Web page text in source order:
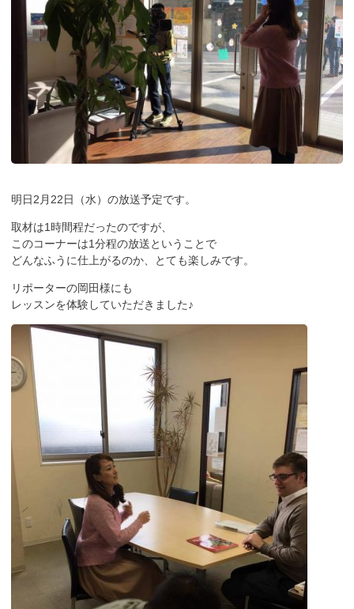
明日2月22日（水）の放送予定です。
取材は1時間程だったのですが、
このコーナーは1分程の放送ということで
どんなふうに仕上がるのか、とても楽しみです。
リポーターの岡田様にも
レッスンを体験していただきました♪